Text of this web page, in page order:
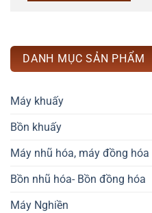
DANH MỤC SẢN PHẨM
Máy khuấy
Bồn khuấy
Máy nhũ hóa, máy đồng hóa
Bồn nhũ hóa- Bồn đồng hóa
Máy Nghiền